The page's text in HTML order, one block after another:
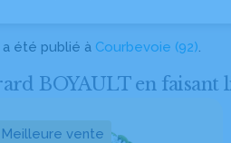
a été publié à Courbevoie (92).
BOYAULT en
Meilleure vente